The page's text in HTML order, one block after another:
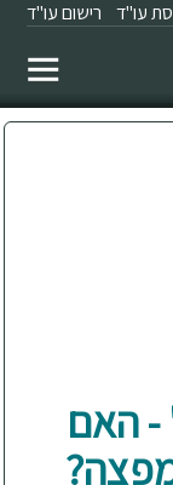
עו"ד רישום עו"ד
- האם